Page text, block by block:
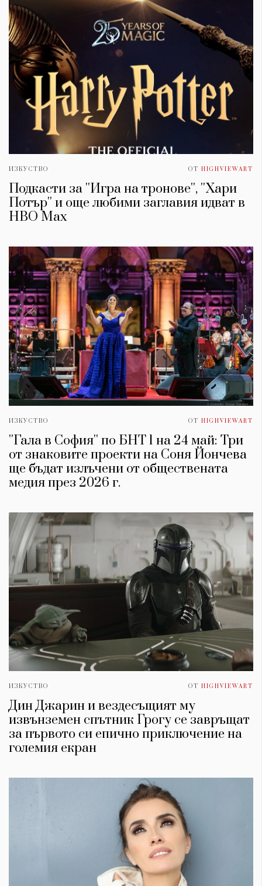
ИЗКУСТВО ОТ HIGHVIEWART
Подкасти за ''Игра на тронове'', ''Хари
Потър'' и още любими заглавия идват в
HBO Max
ИЗКУСТВО ОТ HIGHVIEWART
''Гала в София'' по БНТ 1 на 24 май: Три
от знаковите проекти на Соня Йончева
ще бъдат излъчени от обществената
медия през 2026 г.
ИЗКУСТВО ОТ HIGHVIEWART
Дин Джарин и вездесъщият му
извънземен спътник Грогу се завръщат
за първото си епично приключение на
големия екран